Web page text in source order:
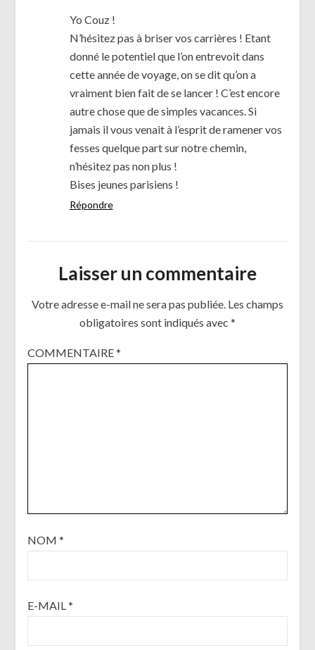
Yo Couz !
N’hésitez pas à briser vos carrières ! Etant
donné le potentiel que l’on entrevoit dans
cette année de voyage, on se dit qu’on a
vraiment bien fait de se lancer ! C’est encore
autre chose que de simples vacances. Si
jamais il vous venait à l’esprit de ramener vos
fesses quelque part sur notre chemin,
n’hésitez pas non plus !
Bises jeunes parisiens !
Répondre
Laisser un commentaire
Votre adresse e-mail ne sera pas publiée. Les champs
obligatoires sont indiqués avec *
COMMENTAIRE*
NOM *
E-MAIL*